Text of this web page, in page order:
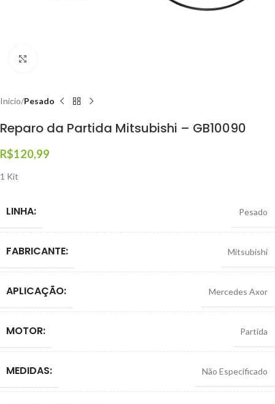
Início Pesado
Reparo da Partida Mitsubishi – GB10090
R$120,99
1 Kit
LINHA: Pesado
FABRICANTE: Mitsubishi
APLICAÇÃO: Mercedes Axor
MOTOR: Partida
MEDIDAS: Não Especificado